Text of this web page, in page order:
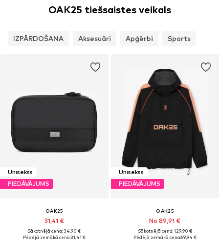
OAK25 tiešsaistes veikals
IZPĀRDOŠANA Aksesuāri Apģērbi Sports
Unisekss
PIEDĀVĀJUMS
OAK25
31,41 €
Sākotnējā cena: 34,90 €
Pēdējā zemākā cena:31,41 €
Unisekss
PIEDĀVĀJUMS
OAK25
No 89,91 €
Sākotnējā cena: 129,90 €
Pēdējā zemākā cena:59,94 €